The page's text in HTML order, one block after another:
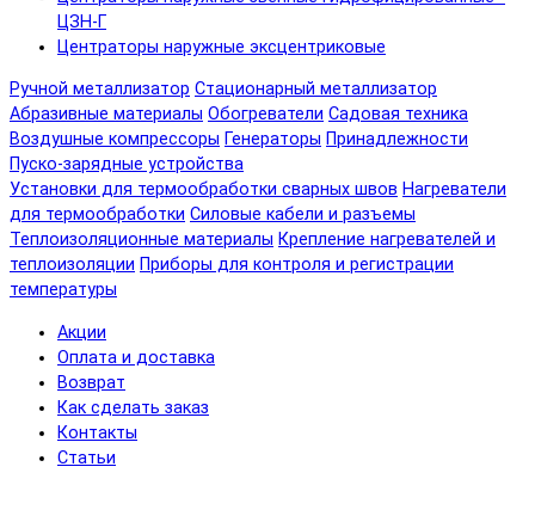
ЦЗН-Г
Центраторы наружные эксцентриковые
Ручной металлизатор Стационарный металлизатор
Абразивные материалы Обогреватели Садовая техника
Воздушные компрессоры Генераторы Принадлежности
Пуско-зарядные устройства
Установки для термообработки сварных швов Нагреватели
для термообработки Силовые кабели и разъемы
Теплоизоляционные материалы Крепление нагревателей и
теплоизоляции Приборы для контроля и регистрации
температуры
Акции
Оплата и доставка
Возврат
Как сделать заказ
Контакты
Статьи